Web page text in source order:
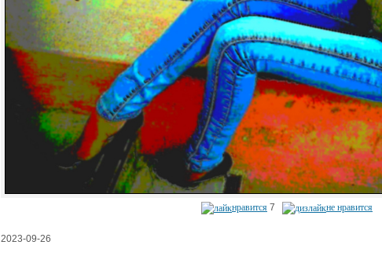
нравится 7 не нравится
2023-09-26